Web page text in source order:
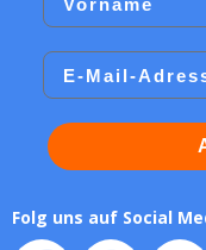
Email
Folg uns auf Social